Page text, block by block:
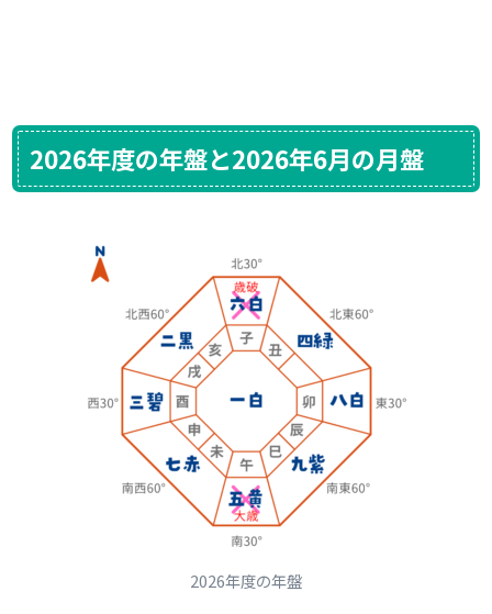
2026年度の年盤と2026年6月の月盤
2026年度の年盤